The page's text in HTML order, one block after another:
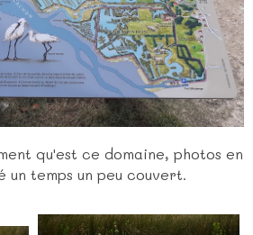
qu'est ce domaine, photos en
un temps un peu couvert.